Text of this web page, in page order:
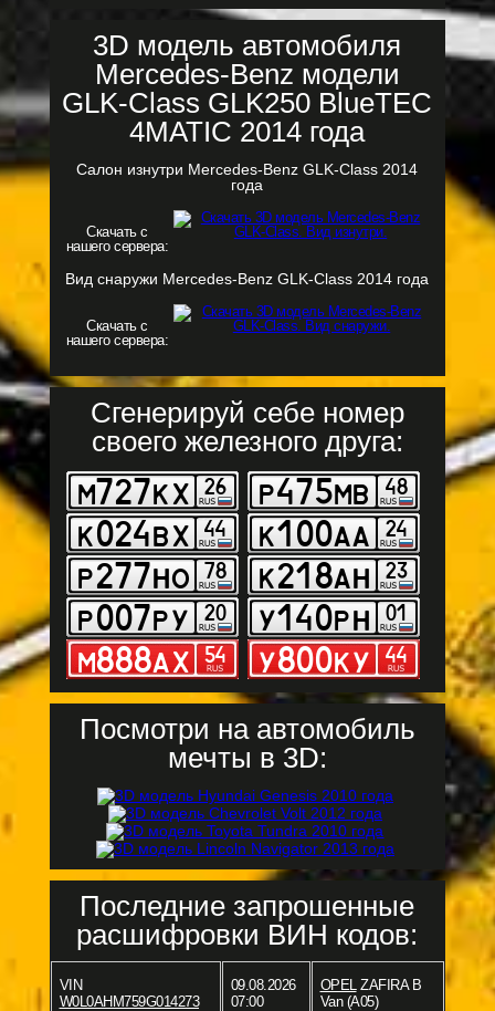
3D модель автомобиля
Mercedes-Benz модели
GLK-Class GLK250 BlueTEC
4MATIC 2014 года
Салон изнутри Mercedes-Benz GLK-Class 2014
года
Скачать с
нашего сервера:
Вид снаружи Mercedes-Benz GLK-Class 2014 года
Скачать с
нашего сервера:
Сгенерируй себе номер
своего железного друга:
Посмотри на автомобиль
мечты в 3D:
Последние запрошенные
расшифровки ВИН кодов:
VIN
W0L0AHM759G014273
09.08.2026
07:00
OPELZAFIRA B
Van (A05)